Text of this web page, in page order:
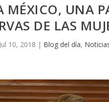
MÉXICO, UNA
DE LAS
Jul 10, 2018 | Blog del día,